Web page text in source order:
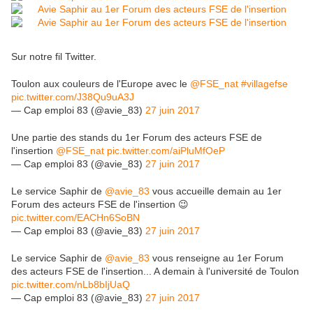
Sur notre fil Twitter.
Toulon aux couleurs de l'Europe avec le @FSE_nat #villagefse
pic.twitter.com/J38Qu9uA3J
— Cap emploi 83 (@avie_83) 27 juin 2017
Une partie des stands du 1er Forum des acteurs FSE de
l'insertion @FSE_nat pic.twitter.com/aiPluMfOeP
— Cap emploi 83 (@avie_83) 27 juin 2017
Le service Saphir de @avie_83 vous accueille demain au 1er
Forum des acteurs FSE de l'insertion 😉
pic.twitter.com/EACHn6SoBN
— Cap emploi 83 (@avie_83) 27 juin 2017
Le service Saphir de @avie_83 vous renseigne au 1er Forum
des acteurs FSE de l'insertion... A demain à l'université de Toulon
pic.twitter.com/nLb8bIjUaQ
— Cap emploi 83 (@avie_83) 27 juin 2017